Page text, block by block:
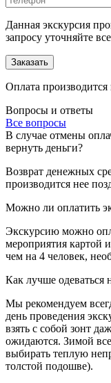
Данная экскурсия
запросу уточняйте
Оплата
Вопросы и ответы
Все вопросы
В случае отмены
вернуть деньги?
Возврат денежных
производится нее
Можно ли оплатить
Экскурсию можно
мероприятия картой
чем на 4 человек,
Как лучше одеваться
Мы рекомендуем
день проведения
взять с собой зонт
ожидаются. Зимой
выбирать теплую
толстой подошве).